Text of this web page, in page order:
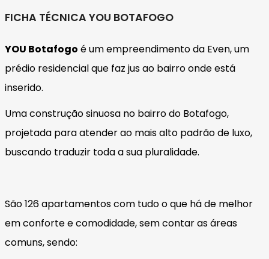
FICHA TÉCNICA YOU BOTAFOGO
YOU Botafogo é um empreendimento da Even, um
prédio residencial que faz jus ao bairro onde está
inserido.
Uma construção sinuosa no bairro do Botafogo,
projetada para atender ao mais alto padrão de luxo,
buscando traduzir toda a sua pluralidade.
São 126 apartamentos com tudo o que há de melhor
em conforte e comodidade, sem contar as áreas
comuns, sendo: